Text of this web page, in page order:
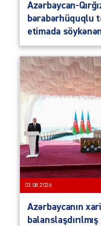
Azərbaycan-
bərabərhüquqlu
etimada
03.08.2026
Azərbaycanın